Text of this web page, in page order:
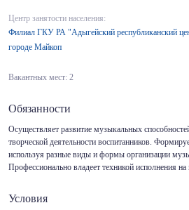
Центр занятости населения:
Филиал ГКУ РА "Адыгейский республиканский
городе Майкоп
Вакантных мест: 2
Обязанности
Осуществляет развитие музыкальных
творческой деятельности воспитанников.
используя разные виды и формы организации
Профессионально владеет техникой исполнения
Условия